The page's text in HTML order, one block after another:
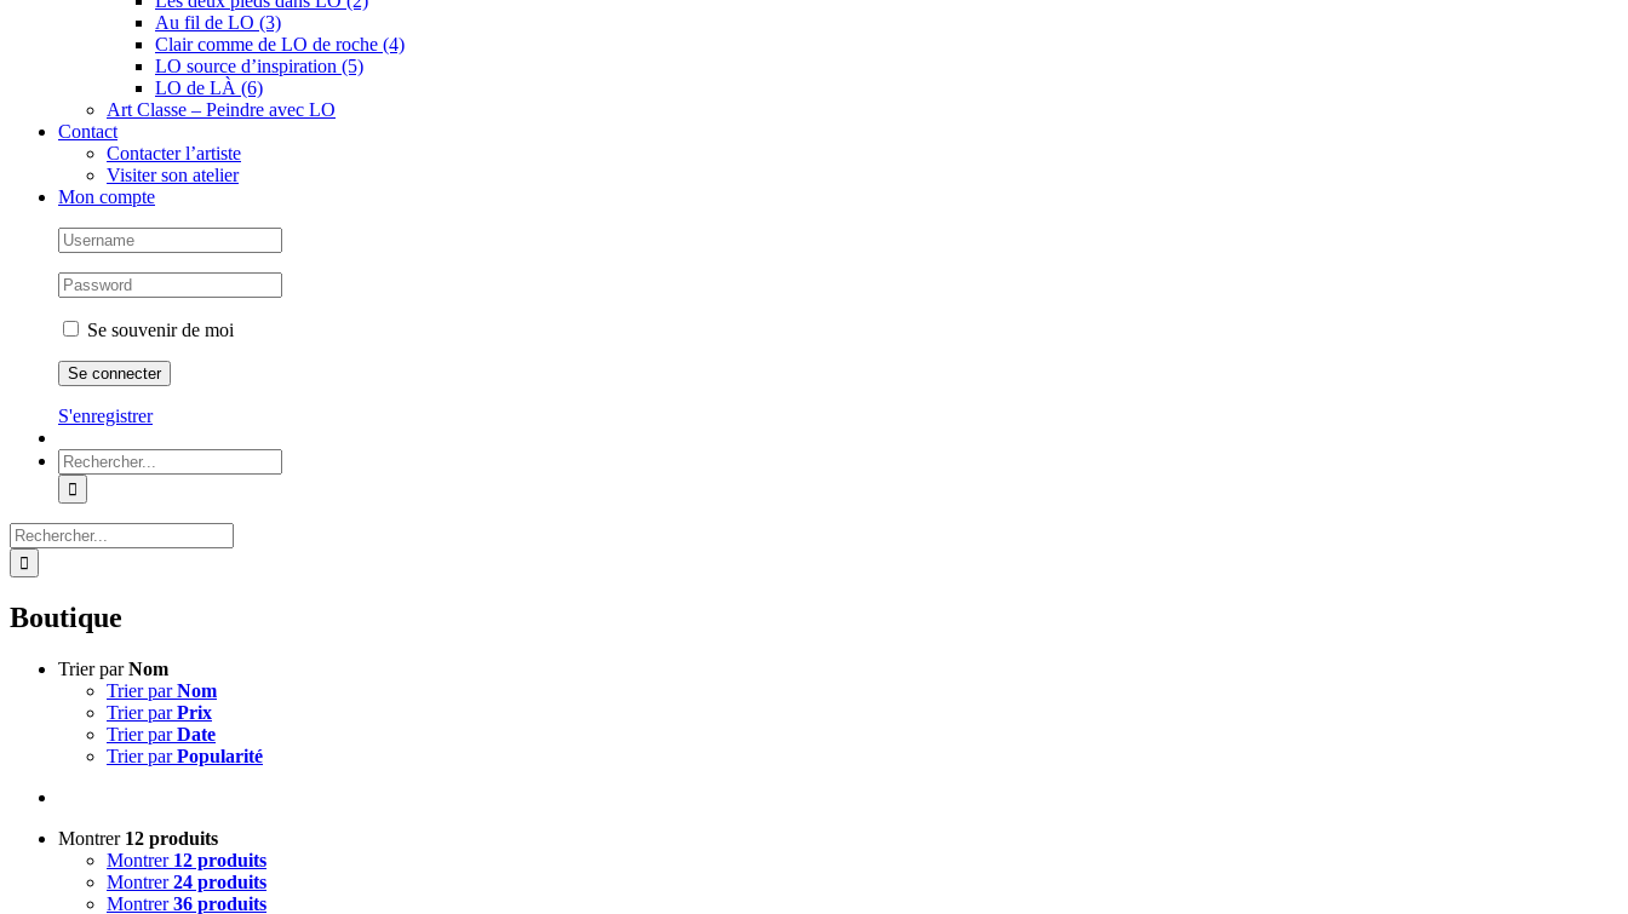
Au fil de LO (3)
Clair comme de LO de roche (4)
LO source d’inspiration (5)
LO de LÀ (6)
Art Classe – Peindre avec LO
Contact
Contacter l’artiste
Visiter son atelier
Mon compte
Se souvenir de moi
S'enregistrer
Rechercher:
Rechercher:
Boutique
Trier parNom
Trier parNom
Trier parPrix
Trier parDate
Trier parPopularité
Montrer 12 produits
Montrer 12 produits
Montrer24 produits
Montrer36 produits